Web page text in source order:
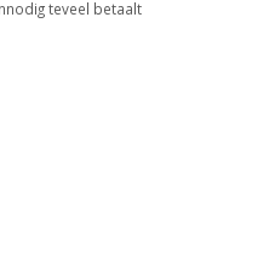
teveel betaalt